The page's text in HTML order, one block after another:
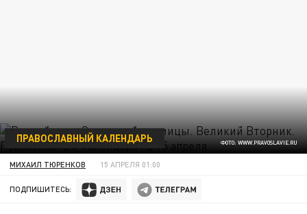
ФОТО: WWW.PRAVOSLAVIE.RU
ПРАВОСЛАВНЫЙ КАЛЕНДАРЬ
МИХАИЛ ТЮРЕНКОВ 15 АПРЕЛЯ 01:00
ПОДПИШИТЕСЬ: